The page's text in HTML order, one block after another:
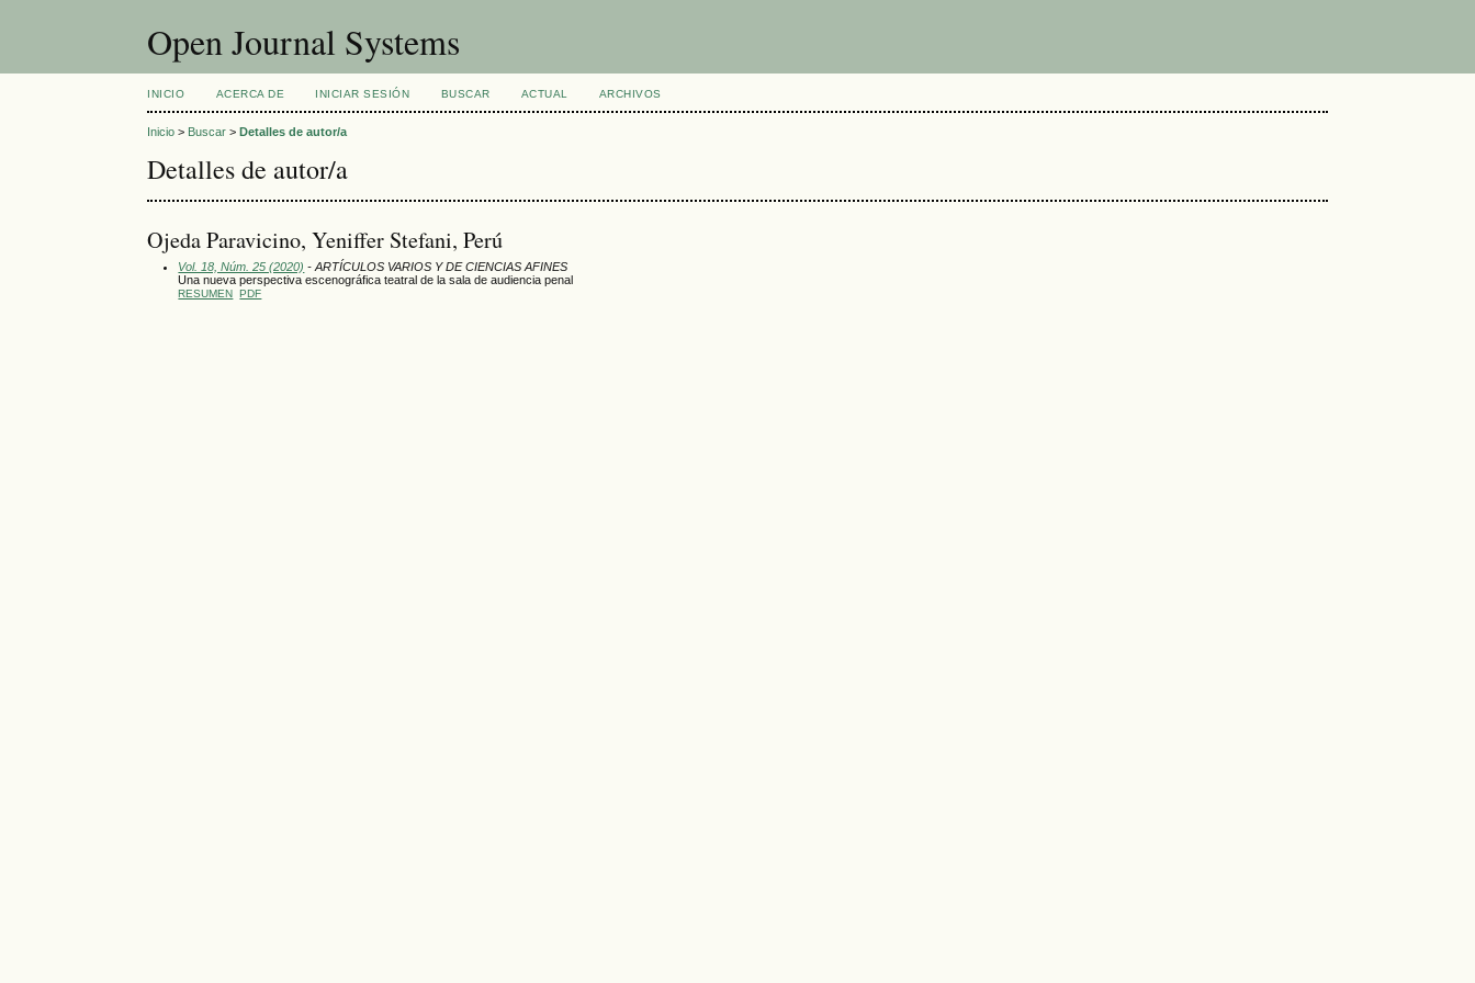
Open Journal Systems
INICIO ACERCA DE INICIAR SESIÓN BUSCAR ACTUAL ARCHIVOS
Inicio > Buscar >Detalles de autor/a
Detalles de autor/a
Ojeda Paravicino, Yeniffer Stefani, Perú
Vol. 18, Núm. 25 (2020) - ARTÍCULOS VARIOS Y DE CIENCIAS AFINES
Una nueva perspectiva escenográfica teatral de la sala de audiencia penal
RESUMEN PDF